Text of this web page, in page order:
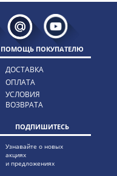
ПОМОЩЬ ПОКУПАТЕЛЮ
ДОСТАВКА
ОПЛАТА
УСЛОВИЯ
ВОЗВРАТА
ПОДПИШИТЕСЬ
Узнавайте о новых
акциях
и предложениях